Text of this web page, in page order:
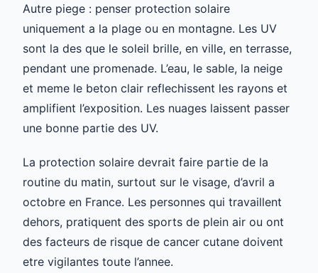
Autre piege : penser protection solaire
uniquement a la plage ou en montagne. Les UV
sont la des que le soleil brille, en ville, en terrasse,
pendant une promenade. L’eau, le sable, la neige
et meme le beton clair reflechissent les rayons et
amplifient l’exposition. Les nuages laissent passer
une bonne partie des UV.
La protection solaire devrait faire partie de la
routine du matin, surtout sur le visage, d’avril a
octobre en France. Les personnes qui travaillent
dehors, pratiquent des sports de plein air ou ont
des facteurs de risque de cancer cutane doivent
etre vigilantes toute l’annee.